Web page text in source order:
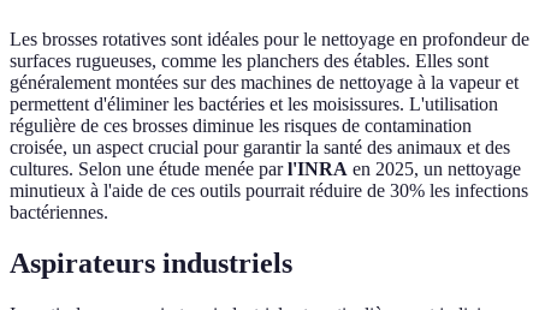
Les brosses rotatives sont idéales pour le nettoyage en profondeur de
surfaces rugueuses, comme les planchers des étables. Elles sont
généralement montées sur des machines de nettoyage à la vapeur et
permettent d'éliminer les bactéries et les moisissures. L'utilisation
régulière de ces brosses diminue les risques de contamination
croisée, un aspect crucial pour garantir la santé des animaux et des
cultures. Selon une étude menée parl'INRA en 2025, un nettoyage
minutieux à l'aide de ces outils pourrait réduire de 30% les infections
bactériennes.
Aspirateurs industriels